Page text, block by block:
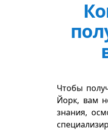
Чтобы
Йорк, вам
знания,